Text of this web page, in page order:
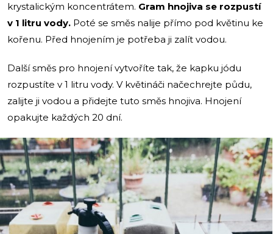
krystalickým koncentrátem. Gram hnojiva se rozpustí
v 1 litru vody. Poté se směs nalije přímo pod květinu ke
kořenu. Před hnojením je potřeba ji zalít vodou.
Další směs pro hnojení vytvoříte tak, že kapku jódu
rozpustíte v 1 litru vody. V květináči načechrejte půdu,
zalijte ji vodou a přidejte tuto směs hnojiva. Hnojení
opakujte každých 20 dní.